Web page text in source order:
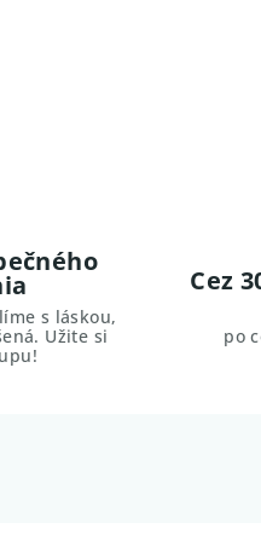
s láskou,
Užite si
Cez
po